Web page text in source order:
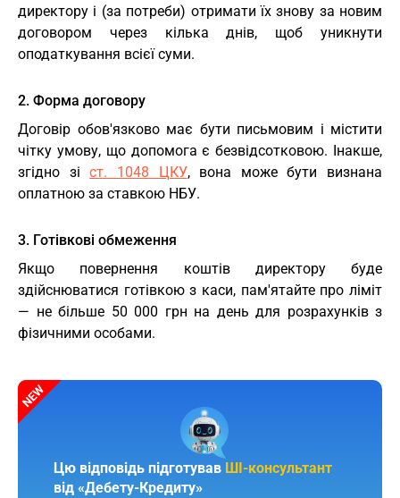
директору і (за потреби) отримати їх знову за новим
договором через кілька днів, щоб уникнути
оподаткування всієї суми.
2. Форма договору
Договір обов'язково має бути письмовим і містити
чітку умову, що допомога є безвідсотковою. Інакше,
згідно зіст. 1048 ЦКУ, вона може бути визнана
оплатною за ставкою НБУ.
3. Готівкові обмеження
Якщо повернення коштів директору буде
здійснюватися готівкою з каси, пам'ятайте про ліміт
— не більше 50 000 грн на день для розрахунків з
фізичними особами.
Цю відповідь підготував ШІ-консультант
від «Дебету-Кредиту»